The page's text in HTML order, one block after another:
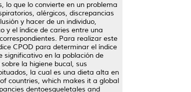
que lo convierte en un problema
alérgicos, discrepancias
y hacer de un individuo,
y el índice de caries entre una
Para realizar este
CPOD para determinar el índice
en la población de
la higiene bucal, sus
la cual es una dieta alta en
countries, which makes it a global
dentoesqueletales and